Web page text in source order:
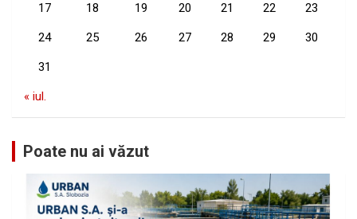
17 18 19 20 21 22 23
24 25 26 27 28 29 30
31
« iul.
Poate nu ai văzut